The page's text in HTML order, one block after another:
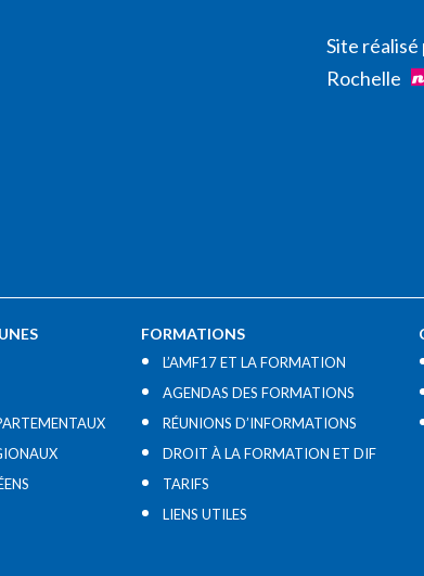
Site réalisé
Rochelle
FORMATIONS
L’AMF17 ET LA FORMATION
AGENDAS DES FORMATIONS
RÉUNIONS D’INFORMATIONS
DROIT À LA FORMATION ET DIF
TARIFS
LIENS UTILES​